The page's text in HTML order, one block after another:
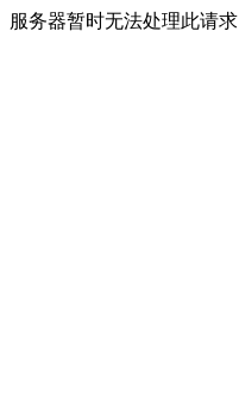
服务器暂时无法处理此请求